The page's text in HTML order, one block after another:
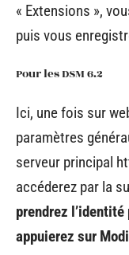
« Extensions »,
puis vous
Pour les DSM 6.2
Ici, une fois sur
paramètres
serveur principal
accéderez par la
prendrez
appuierez sur